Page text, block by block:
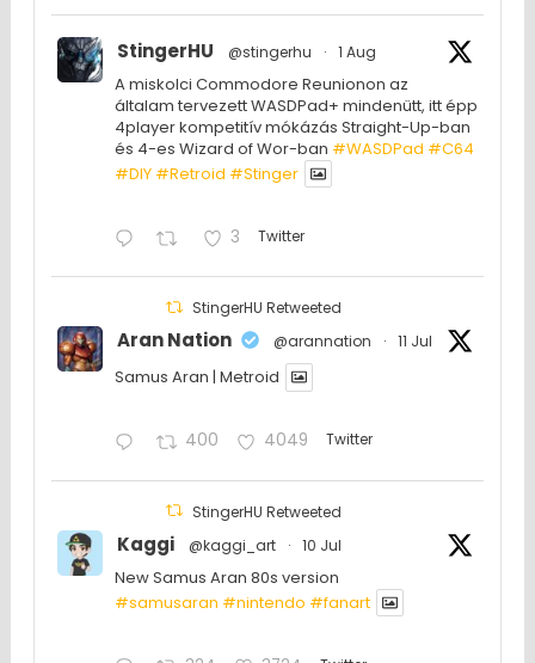
StingerHU @stingerhu · 1 Aug
A miskolci Commodore Reunionon az
általam tervezett WASDPad+ mindenütt, itt épp
4player kompetitív mókázás Straight-Up-ban
és 4-es Wizard of Wor-ban #WASDPad #C64
#DIY #Retroid #Stinger
3 Twitter
StingerHU Retweeted
Aran Nation @arannation · 11 Jul
Samus Aran | Metroid
400 4049 Twitter
StingerHU Retweeted
Kaggi @kaggi_art · 10 Jul
New Samus Aran 80s version
#samusaran #nintendo #fanartㅤㅤㅤㅤ